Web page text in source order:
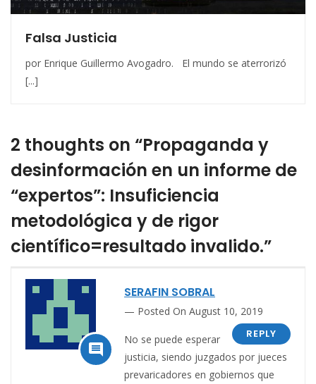
Falsa Justicia
por Enrique Guillermo Avogadro. El mundo se aterrorizó
[...]
2 thoughts on “Propaganda y
desinformación en un informe de
“expertos”: Insuficiencia
metodológica y de rigor
científico=resultado invalido.”

SERAFIN SOBRAL
Posted On August 10, 2019
REPLY
No se puede esperar
justicia, siendo juzgados por jueces
prevaricadores en gobiernos que